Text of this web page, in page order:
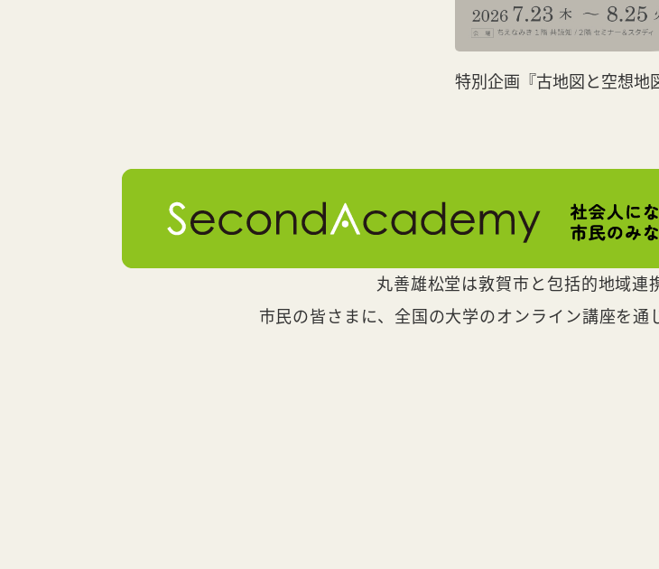
特別企画『古地図と空想地
丸善雄松堂は敦賀市と包括的地域連
市民の皆さまに、全国の大学のオンライン講座を通